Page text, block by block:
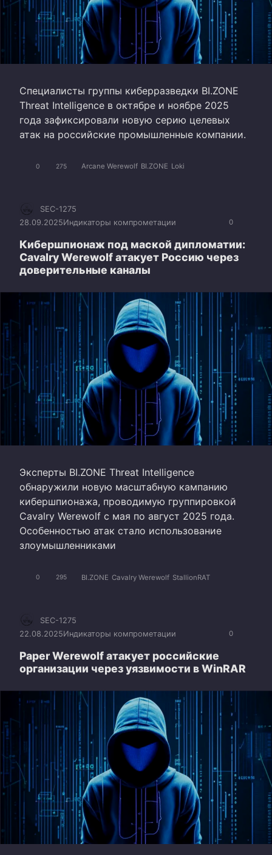
Специалисты группы киберразведки BI.ZONE
Threat Intelligence в октябре и ноябре 2025
года зафиксировали новую серию целевых
атак на российские промышленные компании.
0 275 Arcane Werewolf BI.ZONE Loki
0
SEC-1275
28.09.2025Индикаторы компрометации
Кибершпионаж под маской дипломатии:
Cavalry Werewolf атакует Россию через
доверительные каналы
Эксперты BI.ZONE Threat Intelligence
обнаружили новую масштабную кампанию
кибершпионажа, проводимую группировкой
Cavalry Werewolf с мая по август 2025 года.
Особенностью атак стало использование
злоумышленниками
0 295 BI.ZONE Cavalry Werewolf StallionRAT
0
SEC-1275
22.08.2025Индикаторы компрометации
Paper Werewolf атакует российские
организации через уязвимости в WinRAR